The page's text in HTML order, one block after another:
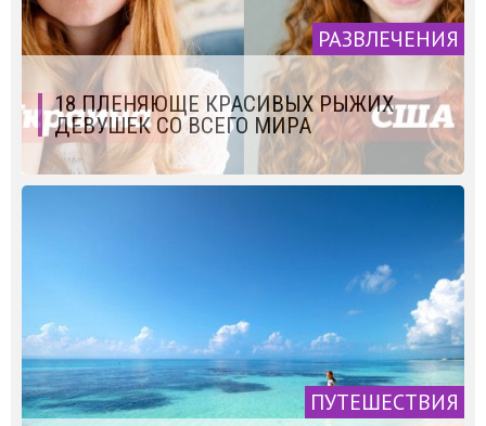
РАЗВЛЕЧЕНИЯ
18 ПЛЕНЯЮЩЕ КРАСИВЫХ РЫЖИХ
ДЕВУШЕК СО ВСЕГО МИРА
ПУТЕШЕСТВИЯ